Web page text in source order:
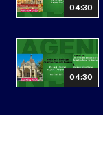
04:30
04:30